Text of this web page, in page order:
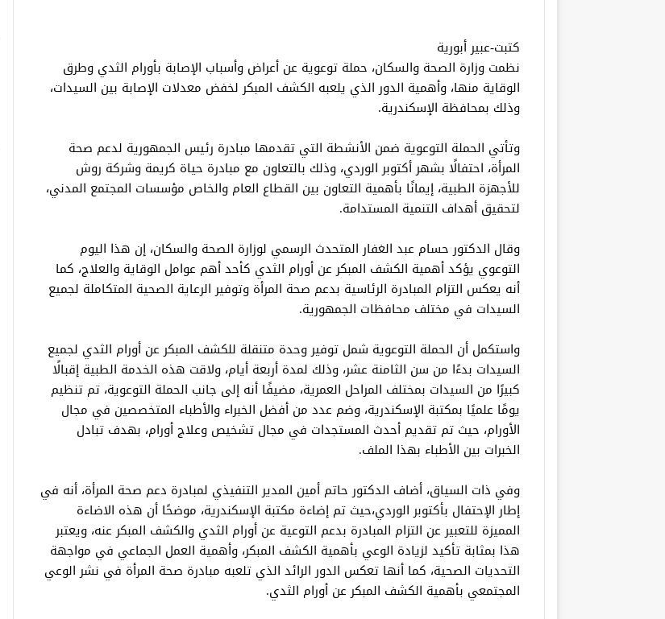
كتبت-عبير أبورية
نظمت وزارة الصحة والسكان، حملة توعوية عن أعراض وأسباب الإصابة بأورام الثدي وطرق
الوقاية منها، وأهمية الدور الذي يلعبه الكشف المبكر لخفض معدلات الإصابة بين السيدات،
وذلك بمحافظة الإسكندرية.
وتأتي الحملة التوعوية ضمن الأنشطة التي تقدمها مبادرة رئيس الجمهورية لدعم صحة
المرأة، احتفالًا بشهر أكتوبر الوردي، وذلك بالتعاون مع مبادرة حياة كريمة وشركة روش
للأجهزة الطبية، إيمانًا بأهمية التعاون بين القطاع العام والخاص مؤسسات المجتمع المدني،
لتحقيق أهداف التنمية المستدامة.
وقال الدكتور حسام عبد الغفار المتحدث الرسمي لوزارة الصحة والسكان، إن هذا اليوم
التوعوي يؤكد أهمية الكشف المبكر عن أورام الثدي كأحد أهم عوامل الوقاية والعلاج، كما
أنه يعكس التزام المبادرة الرئاسية بدعم صحة المرأة وتوفير الرعاية الصحية المتكاملة لجميع
السيدات في مختلف محافظات الجمهورية.
واستكمل أن الحملة التوعوية شمل توفير وحدة متنقلة للكشف المبكر عن أورام الثدي لجميع
السيدات بدءًا من سن الثامنة عشر، وذلك لمدة أربعة أيام، ولاقت هذه الخدمة الطبية إقبالًا
كبيرًا من السيدات بمختلف المراحل العمرية، مضيفًا أنه إلى جانب الحملة التوعوية، تم تنظيم
يومًا علميًا بمكتبة الإسكندرية، وضم عدد من أفضل الخبراء والأطباء المتخصصين في مجال
الأورام، حيث تم تقديم أحدث المستجدات في مجال تشخيص وعلاج أورام، بهدف تبادل
الخبرات بين الأطباء بهذا الملف.
وفي ذات السياق، أضاف الدكتور حاتم أمين المدير التنفيذي لمبادرة دعم صحة المرأة، أنه في
إطار الإحتفال بأكتوبر الوردي،حيث تم إضاءة مكتبة الإسكندرية، موضحًا أن هذه الاضاءة
المميزة للتعبير عن التزام المبادرة بدعم التوعية عن أورام الثدي والكشف المبكر عنه، ويعتبر
هذا بمثابة تأكيد لزيادة الوعي بأهمية الكشف المبكر، وأهمية العمل الجماعي في مواجهة
التحديات الصحية، كما أنها تعكس الدور الرائد الذي تلعبه مبادرة صحة المرأة في نشر الوعي
المجتمعي بأهمية الكشف المبكر عن أورام الثدي.